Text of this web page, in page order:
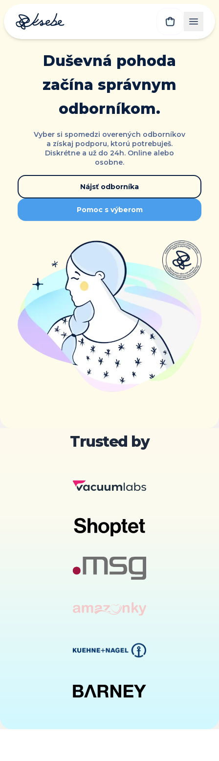
Duševná pohoda
začína správnym
odborníkom.
Vyber si spomedzi overených odborníkov
a získaj podporu, ktorú potrebuješ.
Diskrétne a už do 24h. Online alebo
osobne.
Nájsť odborníka
Pomoc s výberom
Trusted by